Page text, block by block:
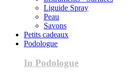
Liguide Spray
Peau
Savons
Petits cadeaux
Podologue
In Podologue